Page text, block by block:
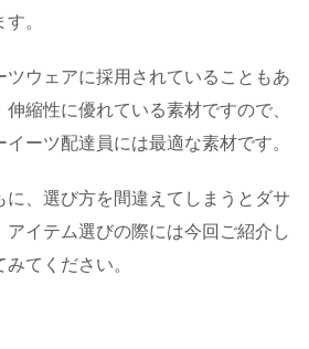
。
ウェアに採用されていることもあ
縮性に優れている素材ですので、
ーツ配達員には最適な素材です。
に、選び方を間違えてしまうとダサ
アイテム選びの際には今回ご紹介し
てください。